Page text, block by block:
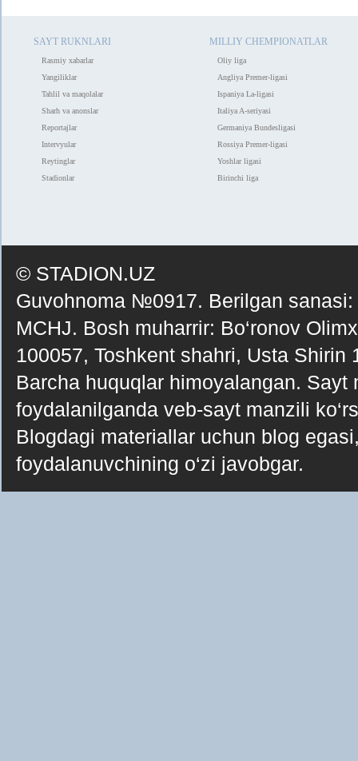
SAYT RUKNLARI
Rasmiy xabarlar
Yangiliklar
Tahlil va maqolalar
Sharh va anonslar
Reportajlar
Intervyular
Reytinglar
Stadionlar
MILLIY CHEMPIONATLAR
Oliy liga
Angliya Premer-ligasi
Ispaniya La-ligasi
Italiya A-seriyasi
Germaniya Bundesligasi
Rossiya Premer-ligasi
Yoshlar ligasi
Birinchi liga
© STADION.UZ
Guvohnoma №0917. Berilgan
MCHJ. Bosh muharrir: Bo‘ronov
100057, Toshkent shahri, Usta
Barcha huquqlar himoyalangan. Sayt
foydalanilganda veb-sayt manzili
Blogdagi materiallar uchun blog
foydalanuvchining o‘zi javobgar.